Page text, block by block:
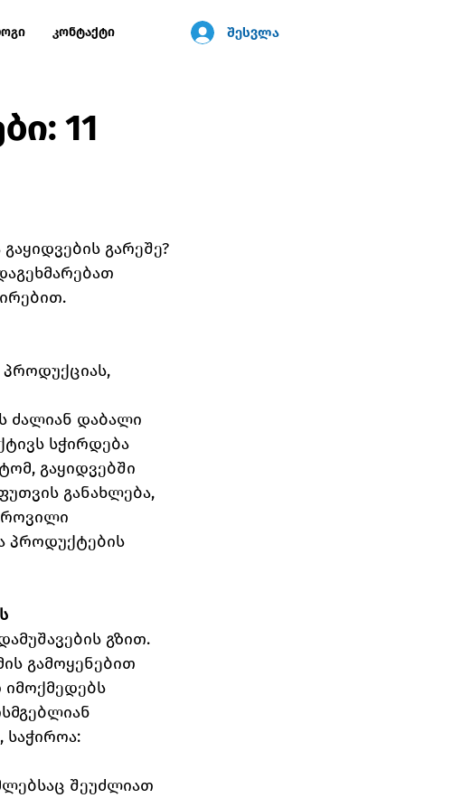
კონტაქტი შესვლა
11
გარეშე?
პროდუქციას,
ძალიან დაბალი
სჭირდება
გაყიდვებში
განახლება,
პროდუქტების
გზით.
გამოყენებით
საჭიროა:
შეუძლიათ